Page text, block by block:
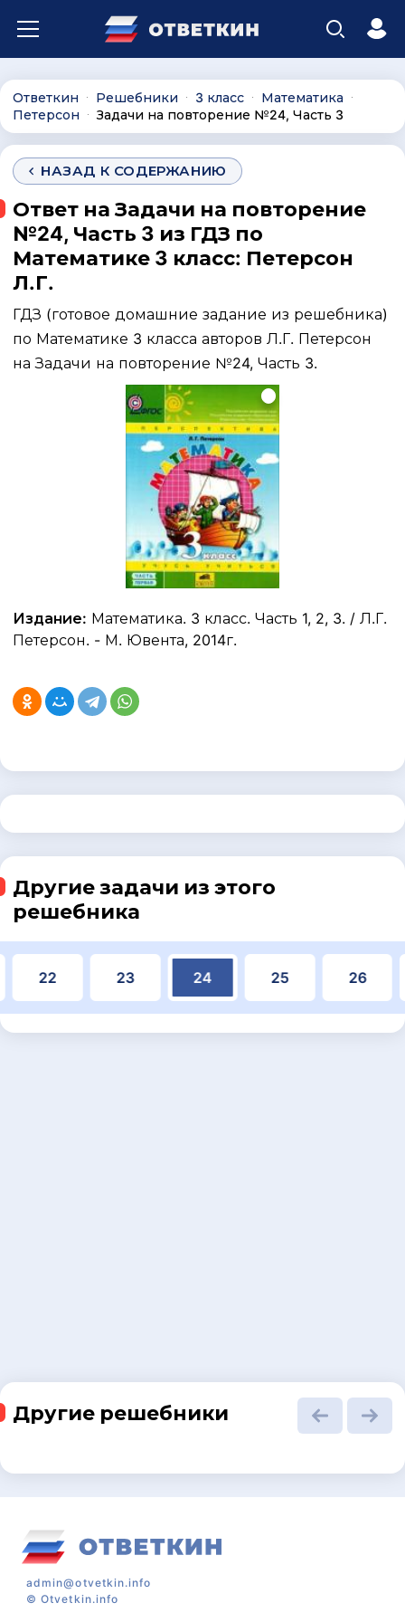
Ответкин ∙ Решебники ∙ 3 класс ∙ Математика ∙
Петерсон ∙ Задачи на повторение №24, Часть 3
НАЗАД К СОДЕРЖАНИЮ
Ответ на Задачи на повторение
№24, Часть 3 из ГДЗ по
Математике 3 класс: Петерсон
Л.Г.
ГДЗ (готовое домашние задание из решебника)
по Математике 3 класса авторов Л.Г. Петерсон
на Задачи на повторение №24, Часть 3.
Издание: Математика. 3 класс. Часть 1, 2, 3. / Л.Г.
Петерсон. - М. Ювента, 2014г.
Другие задачи из этого
решебника
22 23 24 25 26
Другие решебники
admin@otvetkin.info
©Otvetkin.info